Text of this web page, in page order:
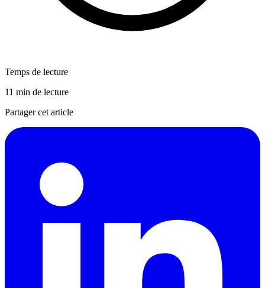
Temps de lecture
11 min de lecture
Partager cet article